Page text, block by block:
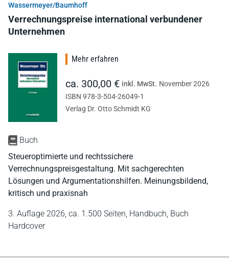
Wassermeyer/Baumhoff
Verrechnungspreise international verbundener
Unternehmen
Buch
Steueroptimierte und rechtssichere
Verrechnungspreisgestaltung. Mit sachgerechten
Lösungen und Argumentationshilfen. Meinungsbildend,
kritisch und praxisnah
3. Auflage 2026, ca. 1.500 Seiten, Handbuch, Buch
Hardcover
Mehr erfahren
ca. 300,00 € inkl. MwSt. November 2026
ISBN 978-3-504-26049-1
Verlag Dr. Otto Schmidt KG